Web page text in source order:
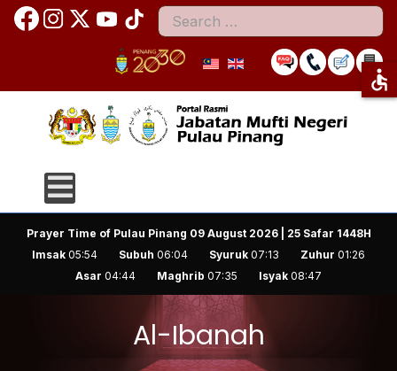
Search
Prayer Time of Pulau Pinang 09 August 2026 | 25 Safar 1448H
Imsak 05:54 Subuh 06:04 Syuruk 07:13 Zuhur 01:26
Asar 04:44 Maghrib 07:35 Isyak 08:47
Al-Ibanah
accessible